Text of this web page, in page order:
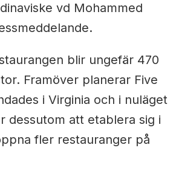
vd Mohammed
blir ungefär 470
Framöver planerar Five
i Virginia och i nuläget
dessutom att etablera sig i
fler restauranger på